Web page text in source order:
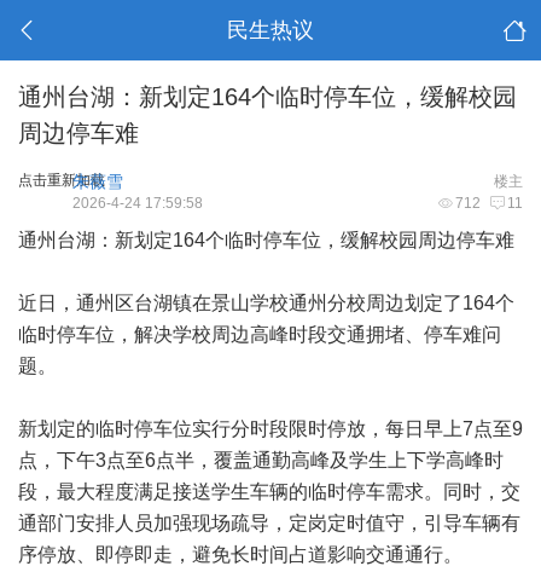
民生热议
通州台湖：新划定164个临时停车位，缓解校园
周边停车难
点击重新加载 楼主
朱薇雪
712 11
2026-4-24 17:59:58
通州台湖：新划定164个临时停车位，缓解校园周边停车难
近日，通州区台湖镇在景山学校通州分校周边划定了164个
临时停车位，解决学校周边高峰时段交通拥堵、停车难问
题。
新划定的临时停车位实行分时段限时停放，每日早上7点至9
点，下午3点至6点半，覆盖通勤高峰及学生上下学高峰时
段，最大程度满足接送学生车辆的临时停车需求。同时，交
通部门安排人员加强现场疏导，定岗定时值守，引导车辆有
序停放、即停即走，避免长时间占道影响交通通行。